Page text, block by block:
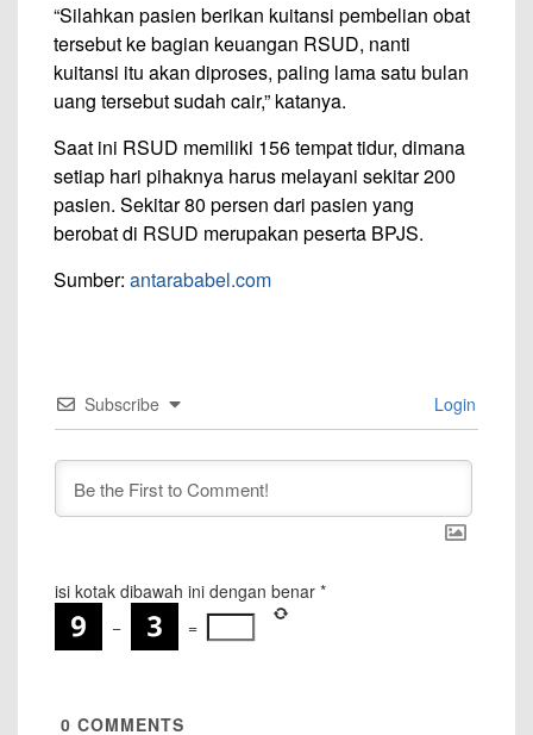
“Silahkan pasien berikan kuitansi pembelian obat
tersebut ke bagian keuangan RSUD, nanti
kuitansi itu akan diproses, paling lama satu bulan
uang tersebut sudah cair,” katanya.
Saat ini RSUD memiliki 156 tempat tidur, dimana
setiap hari pihaknya harus melayani sekitar 200
pasien. Sekitar 80 persen dari pasien yang
berobat di RSUD merupakan peserta BPJS.
Sumber: antarababel.com
Subscribe Login
isi kotak dibawah ini dengan benar *
−
=
0 COMMENTS